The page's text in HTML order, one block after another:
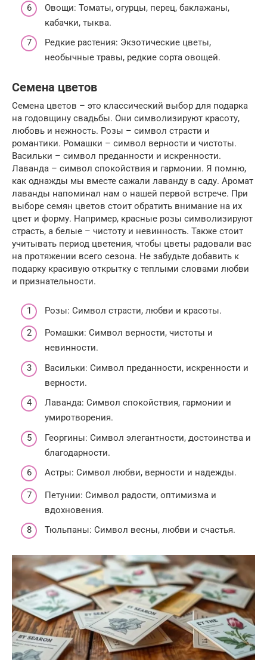
Овощи: Томаты, огурцы, перец, баклажаны,
кабачки, тыква.
Редкие растения: Экзотические цветы,
необычные травы, редкие сорта овощей.
Семена цветов
Семена цветов – это классический выбор для подарка
на годовщину свадьбы. Они символизируют красоту,
любовь и нежность. Розы – символ страсти и
романтики. Ромашки – символ верности и чистоты.
Васильки – символ преданности и искренности.
Лаванда – символ спокойствия и гармонии. Я помню,
как однажды мы вместе сажали лаванду в саду. Аромат
лаванды напоминал нам о нашей первой встрече. При
выборе семян цветов стоит обратить внимание на их
цвет и форму. Например, красные розы символизируют
страсть, а белые – чистоту и невинность. Также стоит
учитывать период цветения, чтобы цветы радовали вас
на протяжении всего сезона. Не забудьте добавить к
подарку красивую открытку с теплыми словами любви
и признательности.
Розы: Символ страсти, любви и красоты.
Ромашки: Символ верности, чистоты и
невинности.
Васильки: Символ преданности, искренности и
верности.
Лаванда: Символ спокойствия, гармонии и
умиротворения.
Георгины: Символ элегантности, достоинства и
благодарности.
Астры: Символ любви, верности и надежды.
Петунии: Символ радости, оптимизма и
вдохновения.
Тюльпаны: Символ весны, любви и счастья.